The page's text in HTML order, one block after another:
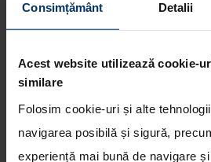
Consimțământ Detalii
Acest website utilizează cookie-
similare
Folosim cookie-uri și alte
navigarea posibilă și sigură,
experiență mai bună de navigare
Hyundai demareaza
„The Extra Mile”
fanilor fotbalului